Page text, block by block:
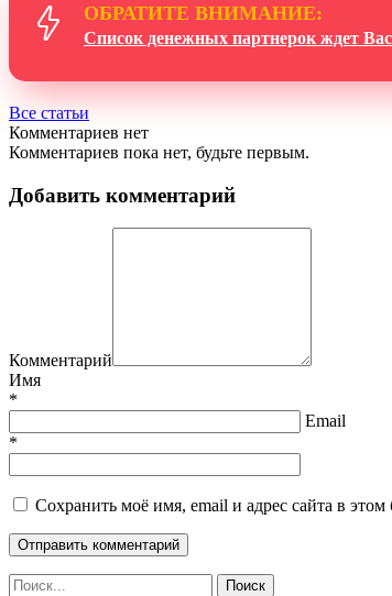
ОБРАТИТЕ ВНИМАНИЕ:
Список денежных партнерок ждет Вас
Все статьи
Комментариев нет
Комментариев пока нет, будьте первым.
Добавить комментарий
Комментарий
Имя
*
Email
*
Сохранить моё имя, email и адрес сайта в